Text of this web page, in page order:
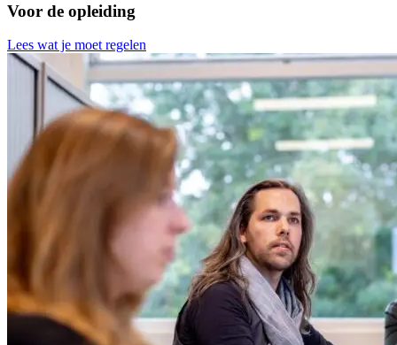
Voor de opleiding
Lees wat je moet regelen